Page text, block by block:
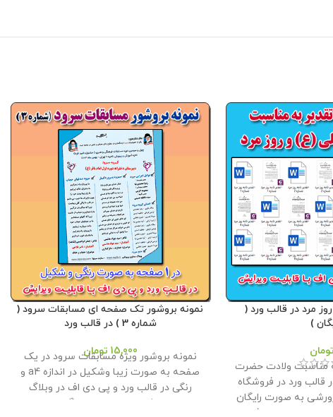
روز مرد در قالب ورد (
)
تومان
به مناسبت ولادت حضرت
قالب ورد در فروشگاه
به صورت رایگان
است . حجم فایل :
نمونه بروشور تک صفحه ای مسابقات سرود (
شماره 3 ) در قالب ورد
15,000 تومان
نمونه بروشور ویژه مسابقات سرود در یک
صفحه به صورت زیبا وشکیل در اندازه a4 و
رنگی در قالب ورد و پی دی اف در وبلاگ
معاون پرورشی طراحی و تولید گردید . از این